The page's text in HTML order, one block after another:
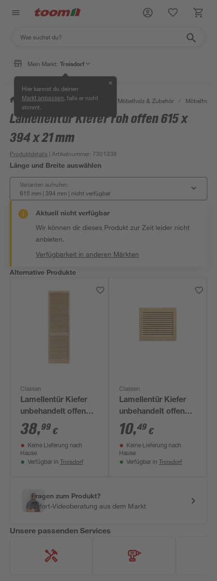
Mein Markt: Troisdorf
Hier kannst du deinen
Markt anpassen , falls er nicht
stimmt.
✕
/ Bauen & Renovieren / Holz Möbelholz & Zubehör /
Lamellentür Kiefer roh offen 615 x
394 x 21 mm
Produktdetails | Artikelnummer: 7301338
Länge und Breite auswählen
Varianten aufrufen:
615 mm | 394 mm | nicht verfügbar
Aktuell nicht verfügbar
Wir können dir dieses Produkt zur Zeit leider nicht
anbieten.
Verfügbarkeit in anderen Märkten
Alternative Produkte
Classen
Lamellentür Kiefer
unbehandelt offen
2013 x 594 mm
38,99 €
Keine Lieferung nach
Hause
Verfügbar in Troisdorf
Classen
Lamellentür Kiefer
unbehandelt offen
395 x 394 mm
10,49 €
Keine Lieferung nach
Hause
Verfügbar in Troisdorf
Fragen zum Produkt?
Sofort-Videoberatung aus dem Markt
Unsere passenden Services